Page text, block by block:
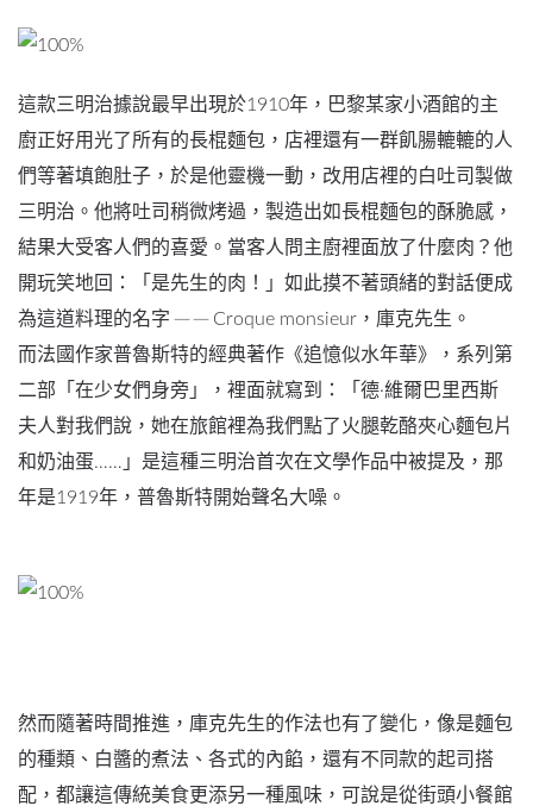
這款三明治據說最早出現於1910年，巴黎某家小酒館的主
廚正好用光了所有的長棍麵包，店裡還有一群飢腸轆轆的人
們等著填飽肚子，於是他靈機一動，改用店裡的白吐司製做
三明治。他將吐司稍微烤過，製造出如長棍麵包的酥脆感，
結果大受客人們的喜愛。當客人問主廚裡面放了什麼肉？他
開玩笑地回：「是先生的肉！」如此摸不著頭緒的對話便成
為這道料理的名字 ─ ─ Croque monsieur，庫克先生。
而法國作家普魯斯特的經典著作《追憶似水年華》，系列第
二部「在少女們身旁」，裡面就寫到：「德·維爾巴里西斯
夫人對我們說，她在旅館裡為我們點了火腿乾酪夾心麵包片
和奶油蛋……」是這種三明治首次在文學作品中被提及，那
年是1919年，普魯斯特開始聲名大噪。
然而隨著時間推進，庫克先生的作法也有了變化，像是麵包
的種類、白醬的煮法、各式的內餡，還有不同款的起司搭
配，都讓這傳統美食更添另一種風味，可說是從街頭小餐館